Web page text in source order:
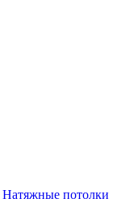
Натяжные потолки